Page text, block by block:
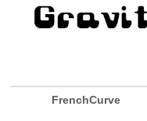
FrenchCurve